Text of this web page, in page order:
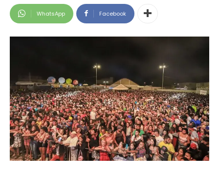
WhatsApp Facebook